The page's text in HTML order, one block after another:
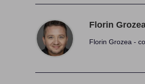
Florin
Florin Grozea -